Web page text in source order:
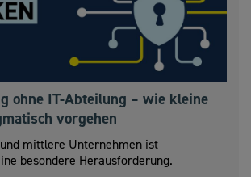
ohne IT-Abteilung – wie kleine
vorgehen
mittlere Unternehmen ist
besondere Herausforderung.